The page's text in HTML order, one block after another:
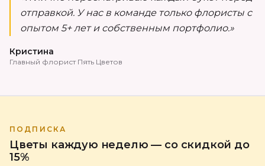
отправкой. У нас в команде только флористы с
опытом 5+ лет и собственным портфолио.»
Кристина
Главный флорист Пять Цветов
ПОДПИСКА
Цветы каждую неделю — со скидкой до
15%